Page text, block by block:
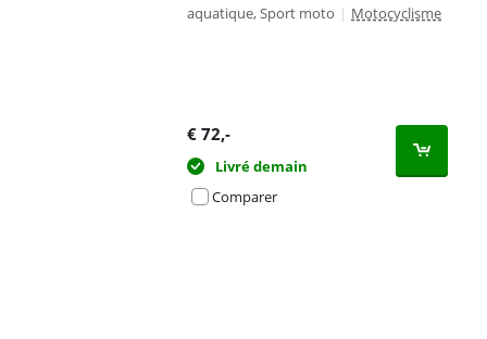
aquatique, Sport moto | Motocyclisme
€ 72,-
Livré demain
Comparer